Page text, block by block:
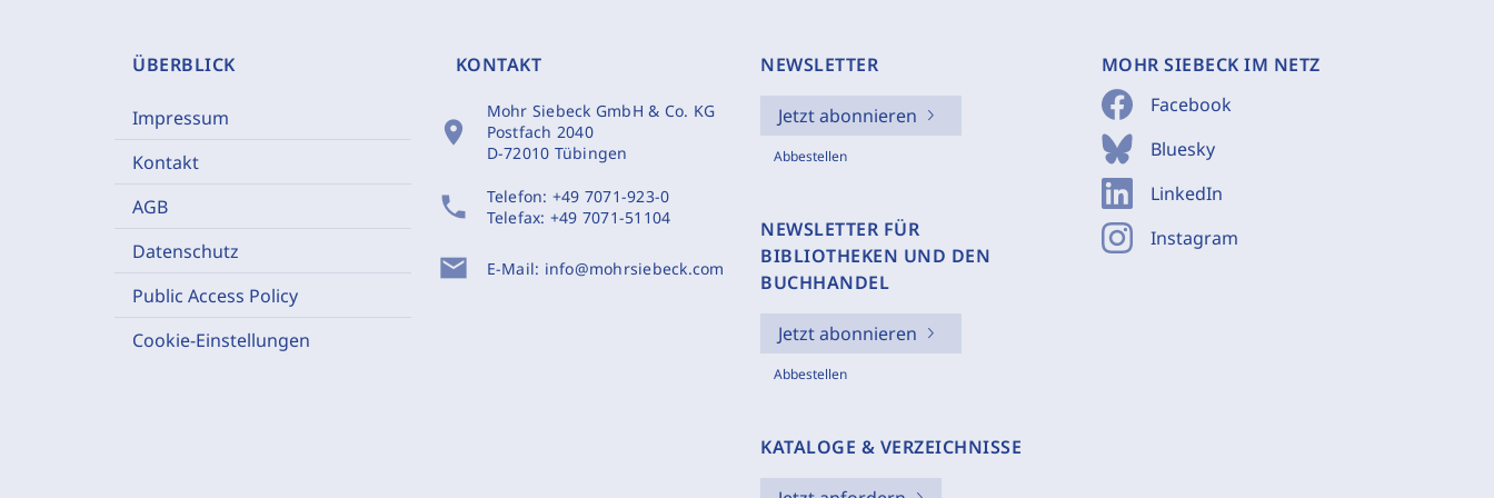
ÜBERBLICK
Impressum
Kontakt
AGB
Datenschutz
Public Access Policy
Cookie-Einstellungen
KONTAKT
location_on
Mohr Siebeck GmbH & Co. KG
Postfach 2040
D-72010 Tübingen
phone Telefon: +49 7071-923-0
Telefax: +49 7071-51104
mail E-Mail: info@mohrsiebeck.com
NEWSLETTER
Jetzt abonnieren
Abbestellen
NEWSLETTER FÜR
BIBLIOTHEKEN UND DEN
BUCHHANDEL
Jetzt abonnieren
Abbestellen
KATALOGE & VERZEICHNISSE
MOHR SIEBECK IM NETZ
Facebook
Bluesky
LinkedIn
Instagram